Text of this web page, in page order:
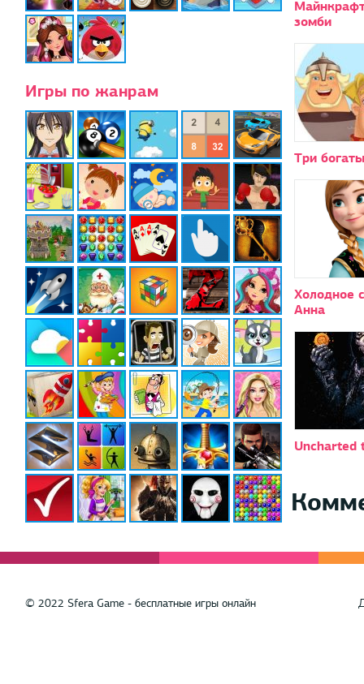
Игры по жанрам
зомби
Три
Холодное
Анна
Uncharted
© 2022 Sfera Game - бесплатные игры онлайн